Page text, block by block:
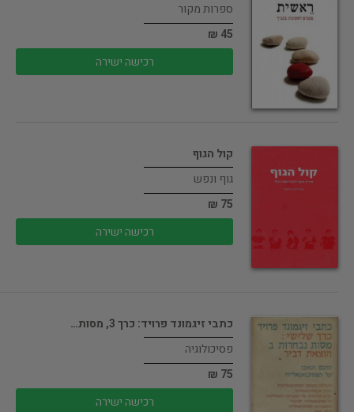
ספרות מקור
45 ₪
רכישה ישירה
קול הגוף
גוף ונפש
75 ₪
רכישה ישירה
כתבי זיגמונד פרויד: כרך 3, מסות…
פסיכולוגיה
75 ₪
רכישה ישירה